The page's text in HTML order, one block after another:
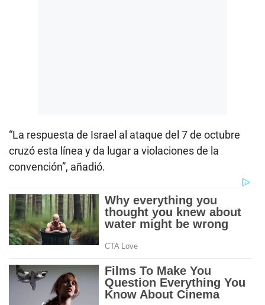
“La respuesta de Israel al ataque del 7 de octubre
cruzó esta línea y da lugar a violaciones de la
convención”, añadió.